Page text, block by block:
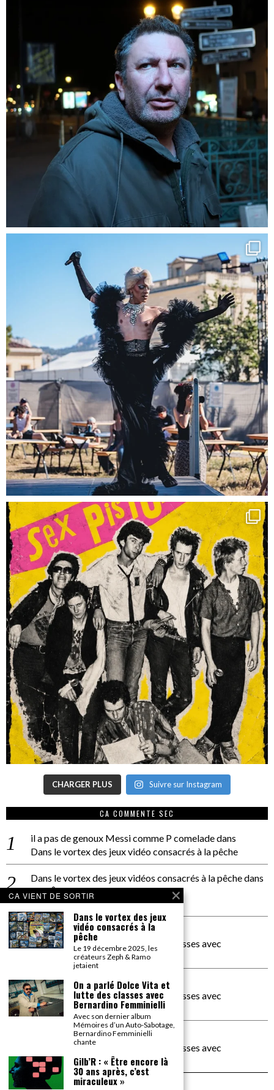
CHARGER PLUS Suivre sur Instagram
CA COMMENTE SEC
il a pas de genoux Messi comme P comeladedans
Dans le vortex des jeux vidéo consacrés à la pêche
Dans le vortex des jeux vidéos consacrés à la pêchedans
PACÔME THIELLEMENT
La séance d’Hip Gnose
La Patrie
dans
On a parlé Dolce Vita et lutte des classes avec
Bernardino Femminielli
carte noire negra à l'o tiededans
On a parlé Dolce Vita et lutte des classes avec
Bernardino Femminielli
moise et son mascarédans
On a parlé Dolce Vita et lutte des classes avec
Bernardino Femminielli
CA VIENT DE SORTIR
Dans le vortex des jeux
vidéo consacrés à la
pêche
Le 19 décembre 2025, les
créateurs Zeph & Ramo
jetaient
On a parlé Dolce Vita et
lutte des classes avec
Bernardino Femminielli
Avec son dernier album
Mémoires d’un Auto-Sabotage,
Bernardino Femminielli
chante
Gilb’R : « Être encore là
30 ans après, c’est
miraculeux »